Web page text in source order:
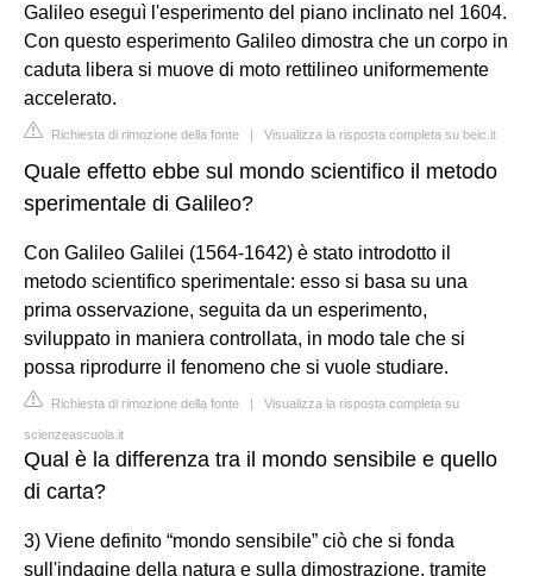
Galileo eseguì l'esperimento del piano inclinato nel 1604.
Con questo esperimento Galileo dimostra che un corpo in
caduta libera si muove di moto rettilineo uniformemente
accelerato.
Richiesta di rimozione della fonte | Visualizza la risposta completa su beic.it
Quale effetto ebbe sul mondo scientifico il metodo
sperimentale di Galileo?
Con Galileo Galilei (1564-1642) è stato introdotto il
metodo scientifico sperimentale: esso si basa su una
prima osservazione, seguita da un esperimento,
sviluppato in maniera controllata, in modo tale che si
possa riprodurre il fenomeno che si vuole studiare.
Richiesta di rimozione della fonte | Visualizza la risposta completa su
scienzeascuola.it
Qual è la differenza tra il mondo sensibile e quello
di carta?
3) Viene definito “mondo sensibile” ciò che si fonda
sull'indagine della natura e sulla dimostrazione, tramite